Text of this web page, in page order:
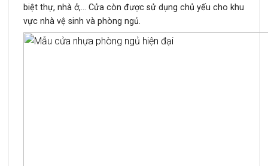
biệt thự, nhà ở,… Cửa còn được sử dụng chủ yếu cho khu
vực nhà vệ sinh và phòng ngủ.